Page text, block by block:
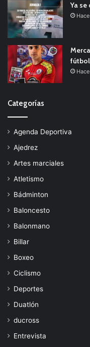
Ya se
Categorías
Agenda Deportiva
Ajedrez
Artes marciales
Atletismo
Bádminton
Baloncesto
Balonmano
Billar
Boxeo
Ciclismo
Deportes
Duatlón
ducross
Entrevista